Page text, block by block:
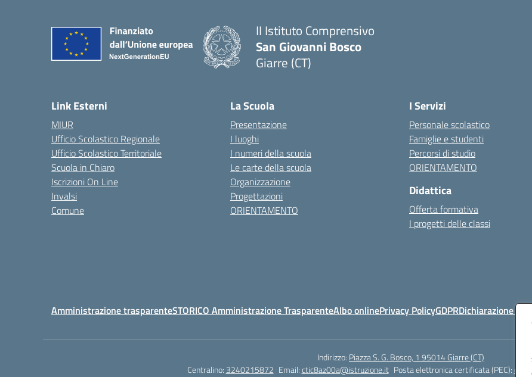
II Istituto Comprensivo
San Giovanni Bosco
Giarre (CT)
Link Esterni
MIUR
Ufficio Scolastico Regionale
Ufficio Scolastico Territoriale
Scuola in Chiaro
Iscrizioni On Line
Invalsi
Comune
La Scuola
Presentazione
I luoghi
I numeri della scuola
Le carte della scuola
Organizzazione
Progettazioni
ORIENTAMENTO
I Servizi
Personale scolastico
Famiglie e studenti
Percorsi di studio
ORIENTAMENTO
Didattica
Offerta formativa
I progetti delle classi
Amministrazione trasparenteSTORICO Amministrazione TrasparenteAlbo onlinePrivacy PolicyGDPRDichiarazione di
Indirizzo: Piazza S. G. Bosco, 1 95014 Giarre (CT)
Centralino: 3240215872 Email:ctic8az00a@istruzione.it Posta elettronica certificata (PEC):